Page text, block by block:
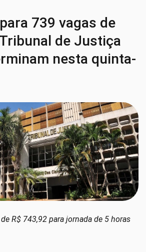
739 vagas de
de Justiça
nesta quinta-
R$ 743,92 para jornada de 5 horas